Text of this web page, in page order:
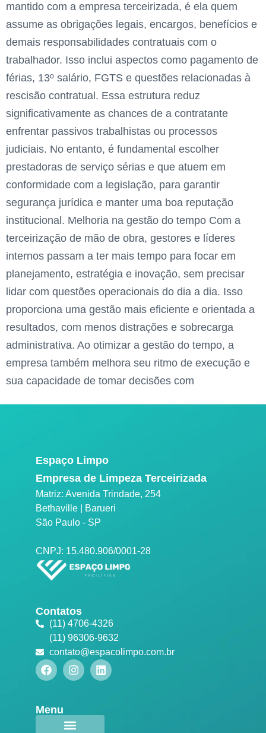
mantido com a empresa terceirizada, é ela quem
assume as obrigações legais, encargos, benefícios e
demais responsabilidades contratuais com o
trabalhador. Isso inclui aspectos como pagamento de
férias, 13º salário, FGTS e questões relacionadas à
rescisão contratual. Essa estrutura reduz
significativamente as chances de a contratante
enfrentar passivos trabalhistas ou processos
judiciais. No entanto, é fundamental escolher
prestadoras de serviço sérias e que atuem em
conformidade com a legislação, para garantir
segurança jurídica e manter uma boa reputação
institucional. Melhoria na gestão do tempo Com a
terceirização de mão de obra, gestores e líderes
internos passam a ter mais tempo para focar em
planejamento, estratégia e inovação, sem precisar
lidar com questões operacionais do dia a dia. Isso
proporciona uma gestão mais eficiente e orientada a
resultados, com menos distrações e sobrecarga
administrativa. Ao otimizar a gestão do tempo, a
empresa também melhora seu ritmo de execução e
sua capacidade de tomar decisões com
Espaço Limpo
Empresa de Limpeza Terceirizada
Matriz: Avenida Trindade, 254
Bethaville | Barueri
São Paulo - SP
CNPJ: 15.480.906/0001-28
Contatos
(11) 4706-4326
(11) 96306-9632
contato@espacolimpo.com.br
Menu